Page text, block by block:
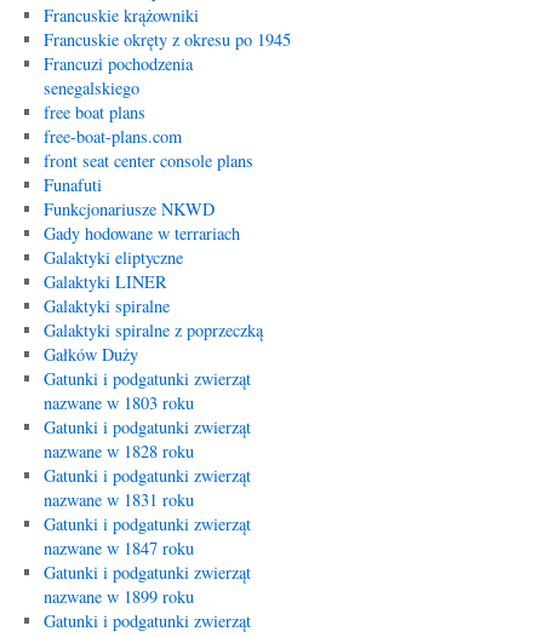
Francuskie krążowniki
Francuskie okręty z okresu po 1945
Francuzi pochodzenia
senegalskiego
free boat plans
free-boat-plans.com
front seat center console plans
Funafuti
Funkcjonariusze NKWD
Gady hodowane w terrariach
Galaktyki eliptyczne
Galaktyki LINER
Galaktyki spiralne
Galaktyki spiralne z poprzeczką
Gałków Duży
Gatunki i podgatunki zwierząt
nazwane w 1803 roku
Gatunki i podgatunki zwierząt
nazwane w 1828 roku
Gatunki i podgatunki zwierząt
nazwane w 1831 roku
Gatunki i podgatunki zwierząt
nazwane w 1847 roku
Gatunki i podgatunki zwierząt
nazwane w 1899 roku
Gatunki i podgatunki zwierząt